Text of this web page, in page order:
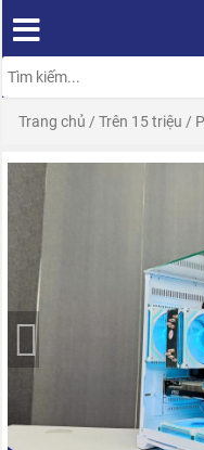
Trang chủ /Trên 15 triệu /